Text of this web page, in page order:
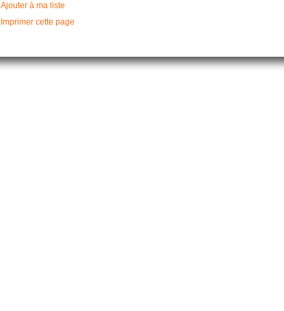
Ajouter à ma liste
Imprimer cette page